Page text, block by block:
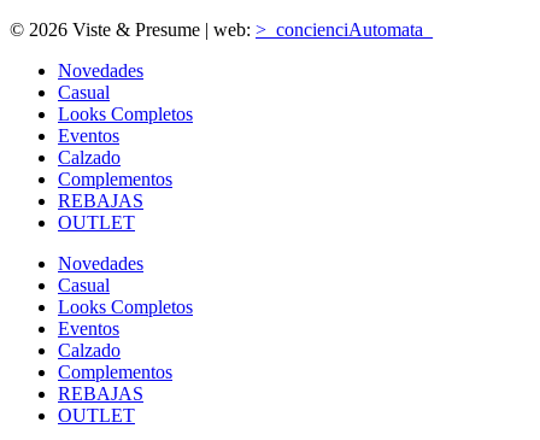
© 2026 Viste & Presume | web: >_concienciAutomata_
Novedades
Casual
Looks Completos
Eventos
Calzado
Complementos
REBAJAS
OUTLET
Novedades
Casual
Looks Completos
Eventos
Calzado
Complementos
REBAJAS
OUTLET